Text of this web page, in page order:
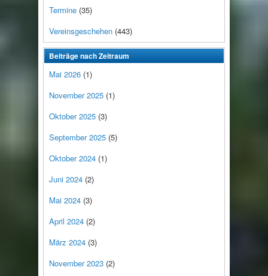
Termine (35)
Vereinsgeschehen (443)
Beiträge nach Zeitraum
Mai 2026 (1)
November 2025 (1)
Oktober 2025 (3)
September 2025 (5)
Oktober 2024 (1)
Juni 2024 (2)
Mai 2024 (3)
April 2024 (2)
März 2024 (3)
November 2023 (2)